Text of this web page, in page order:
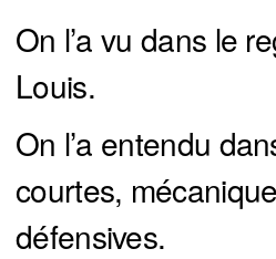
On l’a vu dans le
Louis.
On l’a entendu
courtes,
défensives.